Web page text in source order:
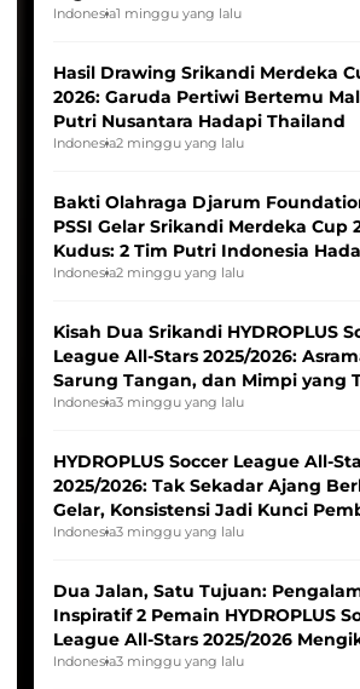
Indonesia1 minggu yang lalu
Hasil Drawing Srikandi Merdeka
2026: Garuda Pertiwi Bertemu
Putri Nusantara Hadapi Thailand
Indonesia2 minggu yang lalu
Bakti Olahraga Djarum
PSSI Gelar Srikandi Merdeka Cup
Kudus: 2 Tim Putri Indonesia
Tim Asia
Indonesia2 minggu yang lalu
Kisah Dua Srikandi HYDROPLUS
League All-Stars 2025/2026:
Sarung Tangan, dan Mimpi yang
Pernah Padam
Indonesia3 minggu yang lalu
HYDROPLUS Soccer League All-
2025/2026: Tak Sekadar Ajang
Gelar, Konsistensi Jadi Kunci
Indonesia3 minggu yang lalu
Dua Jalan, Satu Tujuan:
Inspiratif 2 Pemain HYDROPLUS
League All-Stars 2025/2026
Seleksi Timnas Indonesia Putri
Indonesia3 minggu yang lalu